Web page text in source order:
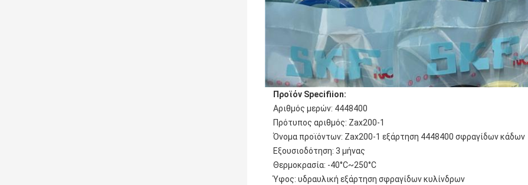
Προϊόν Specifiion:
Αριθμός μερών: 4448400
Πρότυπος αριθμός: Zax200-1
Όνομα προϊόντων: Zax200-1 εξάρτηση 4448400 σφραγίδων κάδων
Εξουσιοδότηση: 3 μήνας
Θερμοκρασία: -40°C~250°C
Ύφος: υδραυλική εξάρτηση σφραγίδων κυλίνδρων